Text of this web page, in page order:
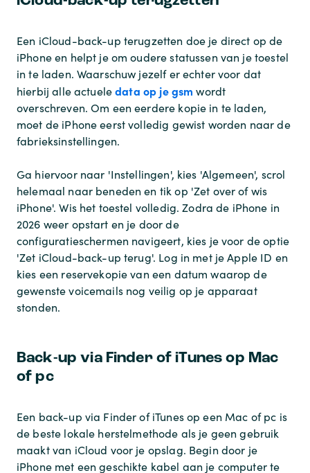
Een iCloud-back-up terugzetten doe je direct op de
iPhone en helpt je om oudere statussen van je toestel
in te laden. Waarschuw jezelf er echter voor dat
hierbij alle actueledata op je gsm wordt
overschreven. Om een eerdere kopie in te laden,
moet de iPhone eerst volledig gewist worden naar de
fabrieksinstellingen.
Ga hiervoor naar 'Instellingen', kies 'Algemeen', scrol
helemaal naar beneden en tik op 'Zet over of wis
iPhone'. Wis het toestel volledig. Zodra de iPhone in
2026 weer opstart en je door de
configuratieschermen navigeert, kies je voor de optie
'Zet iCloud-back-up terug'. Log in met je Apple ID en
kies een reservekopie van een datum waarop de
gewenste voicemails nog veilig op je apparaat
stonden.
Back-up via Finder of iTunes op Mac
of pc
Een back-up via Finder of iTunes op een Mac of pc is
de beste lokale herstelmethode als je geen gebruik
maakt van iCloud voor je opslag. Begin door je
iPhone met een geschikte kabel aan je computer te